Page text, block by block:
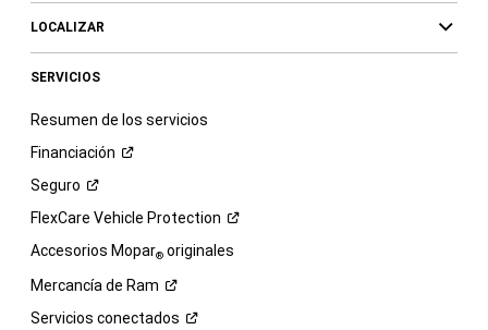
LOCALIZAR
SERVICIOS
Resumen de los servicios
Financiación
Seguro
FlexCare Vehicle Protection
Accesorios Mopar®originales
Mercancía de Ram
Servicios conectados